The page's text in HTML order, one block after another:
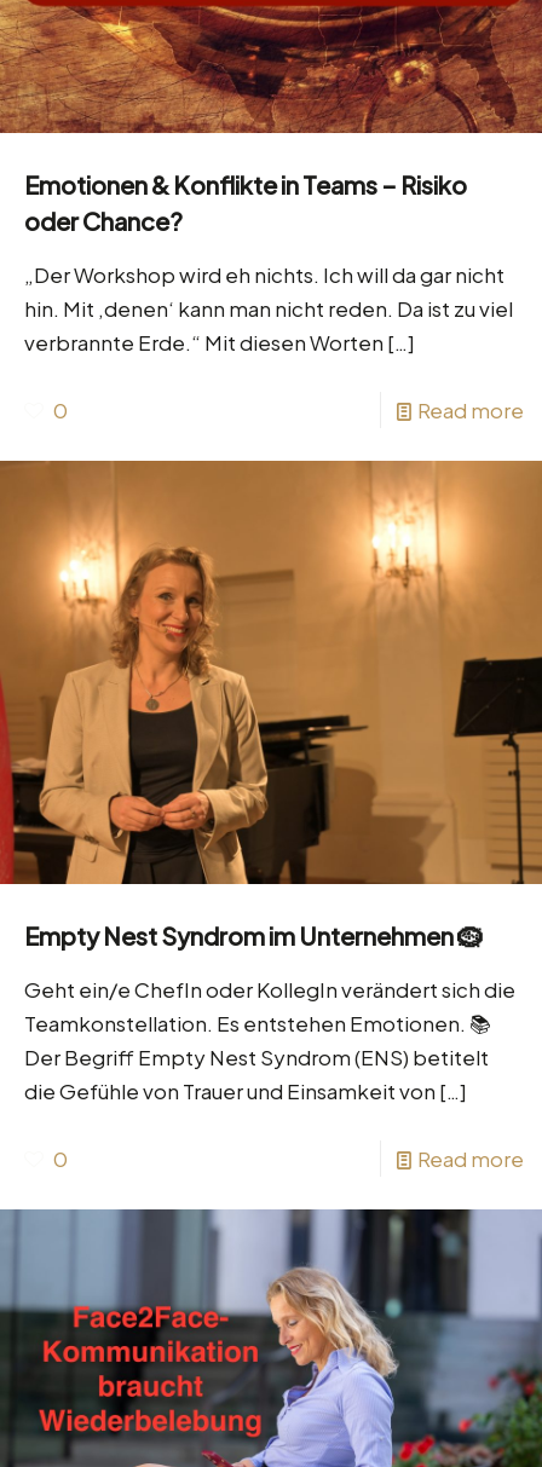
Emotionen & Konflikte in Teams – Risiko
oder Chance?
„Der Workshop wird eh nichts. Ich will da gar nicht
hin. Mit ‚denen‘ kann man nicht reden. Da ist zu viel
verbrannte Erde.“ Mit diesen Worten […]
0 Read more
Empty Nest Syndrom im Unternehmen 🪹
Geht ein/e ChefIn oder KollegIn verändert sich die
Teamkonstellation. Es entstehen Emotionen. 📚
Der Begriff Empty Nest Syndrom (ENS) betitelt
die Gefühle von Trauer und Einsamkeit von […]
0 Read more